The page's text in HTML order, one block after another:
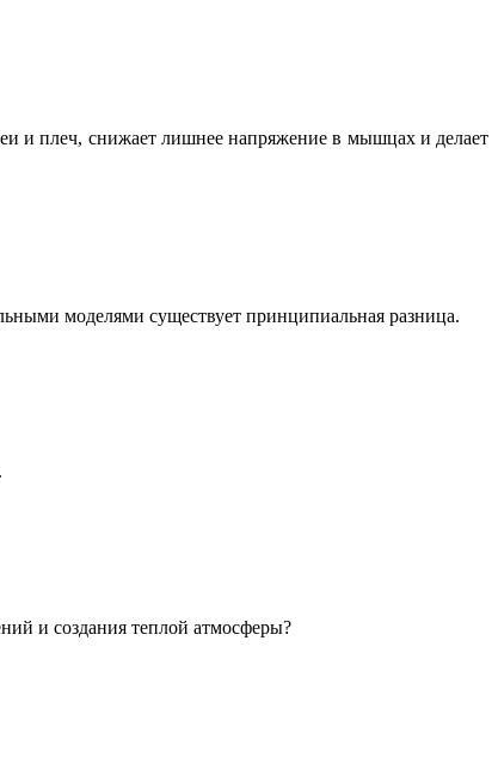
и плеч, снижает лишнее напряжение в мышцах и делает
моделями существует принципиальная разница.
и создания теплой атмосферы?